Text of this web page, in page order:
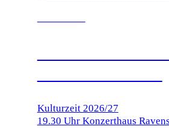
Kulturzeit 2026/27
19.30 Uhr Konzerthaus